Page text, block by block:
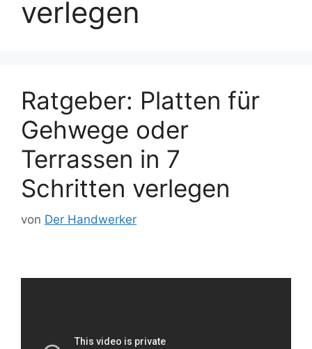
verlegen
Ratgeber: Platten für
Gehwege oder
Terrassen in 7
Schritten verlegen
von Der Handwerker